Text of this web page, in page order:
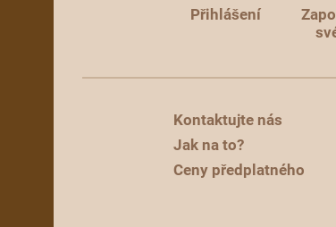
Přihlášení
Kontaktujte nás
Jak na to?
Ceny předplatného